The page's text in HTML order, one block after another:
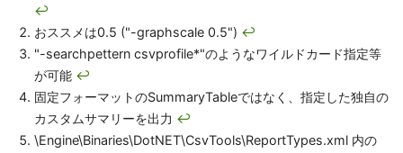
↩
おススメは0.5 ("-graphscale 0.5") ↩
"-searchpettern csvprofile*"のようなワイルドカード指定等
が可能 ↩
固定フォーマットのSummaryTableではなく、指定した独自の
カスタムサマリーを出力 ↩
\Engine\Binaries\DotNET\CsvTools\ReportTypes.xml 内の